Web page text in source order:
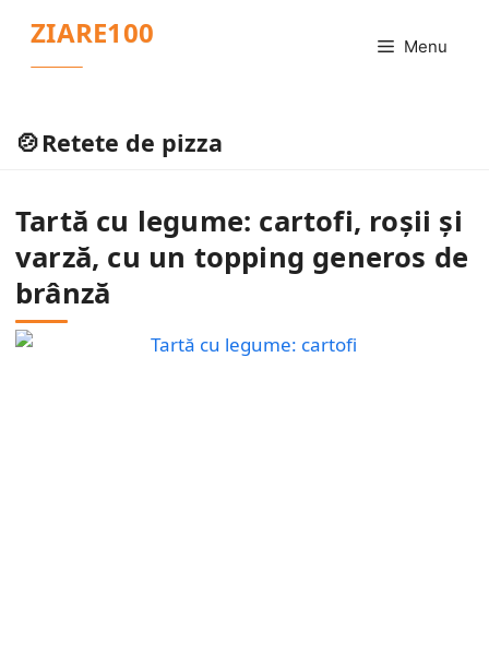
conținut
ZIARE100 Menu
Retete de pizza
Tartă cu legume: cartofi, roșii și
varză, cu un topping generos de
brânză